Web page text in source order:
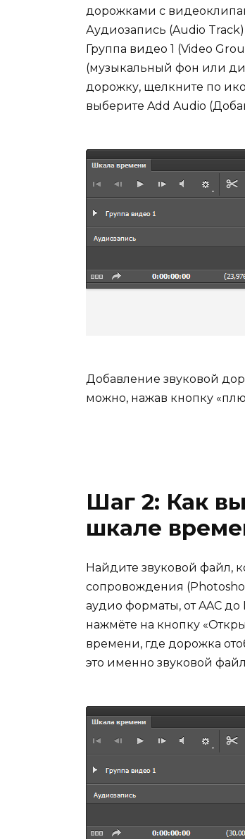
дорожками с
Аудиозапись (Audio
Группа видео 1 (Video
(музыкальный фон или
дорожку, щелкните по
выберите Add Audio
Добавление звуковой
можно, нажав кнопку
Шаг 2: Как
шкале
Найдите звуковой файл,
сопровождения
аудио форматы, от AAC
нажмёте на кнопку
времени, где дорожка
это именно звуковой